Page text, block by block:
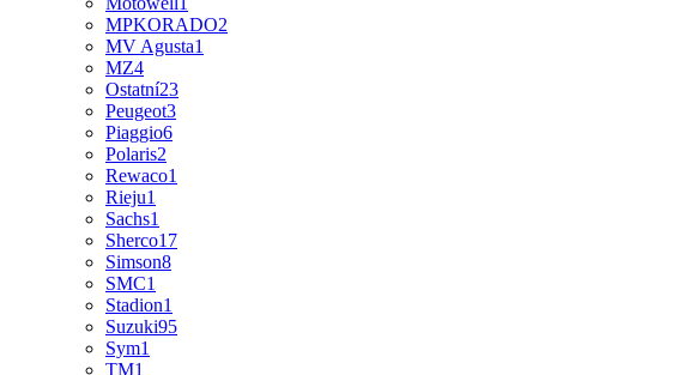
MPKORADO2
MV Agusta1
MZ4
Ostatní23
Peugeot3
Piaggio6
Polaris2
Rewaco1
Rieju1
Sachs1
Sherco17
Simson8
SMC1
Stadion1
Suzuki95
Sym1
TM1